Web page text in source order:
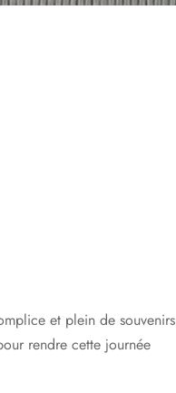
et plein de souvenirs
rendre cette journée